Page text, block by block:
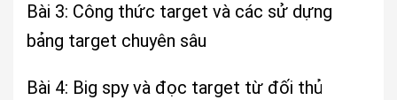
Bài 3: Công thức target và các sử dựng
bảng target chuyên sâu
Bài 4: Big spy và đọc target từ đối thủ